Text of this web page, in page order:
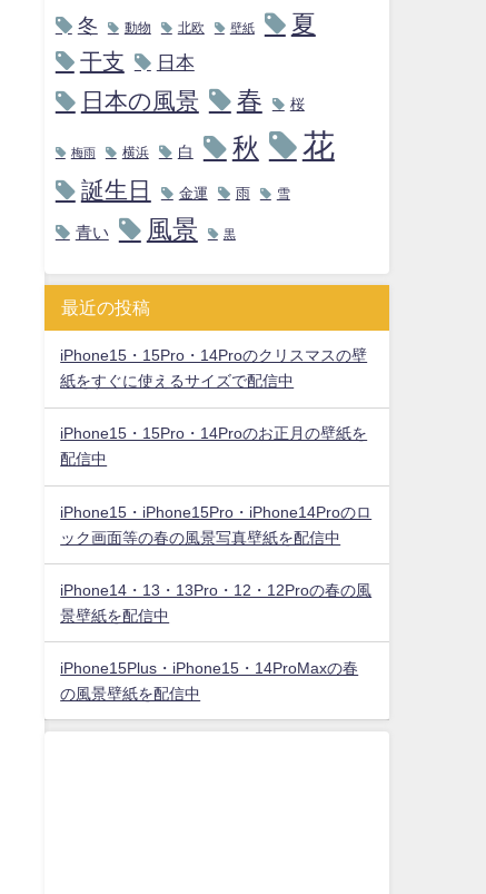
冬 動物 北欧 壁紙 夏
干支 日本
日本の風景 春 桜
梅雨 横浜 白 秋 花
誕生日 金運 雨 雪
青い 風景 黒
最近の投稿
iPhone15・15Pro・14Proのクリスマスの壁
紙をすぐに使えるサイズで配信中
iPhone15・15Pro・14Proのお正月の壁紙を
配信中
iPhone15・iPhone15Pro・iPhone14Proのロ
ック画面等の春の風景写真壁紙を配信中
iPhone14・13・13Pro・12・12Proの春の風
景壁紙を配信中
iPhone15Plus・iPhone15・14ProMaxの春
の風景壁紙を配信中